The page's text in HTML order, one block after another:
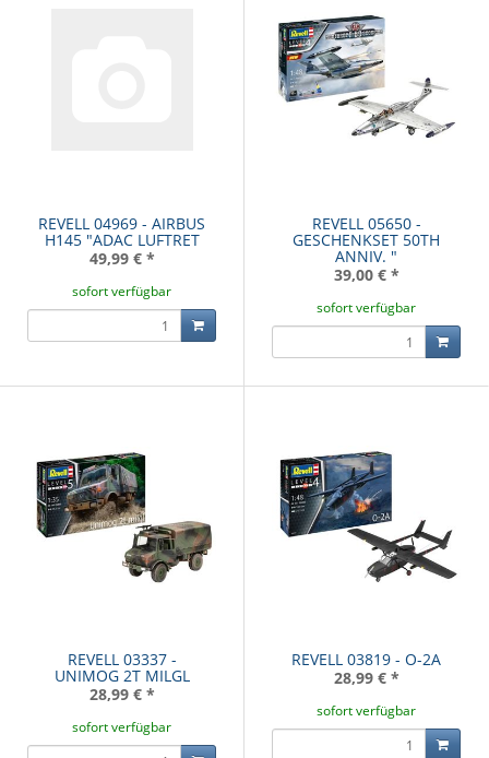
REVELL 04969 - AIRBUS
H145 "ADAC LUFTRET
49,99 € *
sofort verfügbar
REVELL 05650 -
GESCHENKSET 50TH
ANNIV. "
39,00 € *
sofort verfügbar
REVELL 03337 -
UNIMOG 2T MILGL
28,99 € *
sofort verfügbar
REVELL 03819 - O-2A
28,99 € *
sofort verfügbar